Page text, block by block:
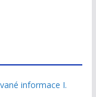
informace I.